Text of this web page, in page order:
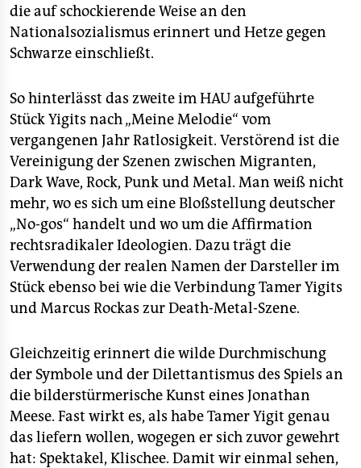
die auf schockierende Weise an den
Nationalsozialismus erinnert und Hetze gegen
Schwarze einschließt.
So hinterlässt das zweite im HAU aufgeführte
Stück Yigits nach „Meine Melodie“ vom
vergangenen Jahr Ratlosigkeit. Verstörend ist die
Vereinigung der Szenen zwischen Migranten,
Dark Wave, Rock, Punk und Metal. Man weiß nicht
mehr, wo es sich um eine Bloßstellung deutscher
„No-gos“ handelt und wo um die Affirmation
rechtsradikaler Ideologien. Dazu trägt die
Verwendung der realen Namen der Darsteller im
Stück ebenso bei wie die Verbindung Tamer Yigits
und Marcus Rockas zur Death-Metal-Szene.
Gleichzeitig erinnert die wilde Durchmischung
der Symbole und der Dilettantismus des Spiels an
die bilderstürmerische Kunst eines Jonathan
Meese. Fast wirkt es, als habe Tamer Yigit genau
das liefern wollen, wogegen er sich zuvor gewehrt
hat: Spektakel, Klischee. Damit wir einmal sehen,